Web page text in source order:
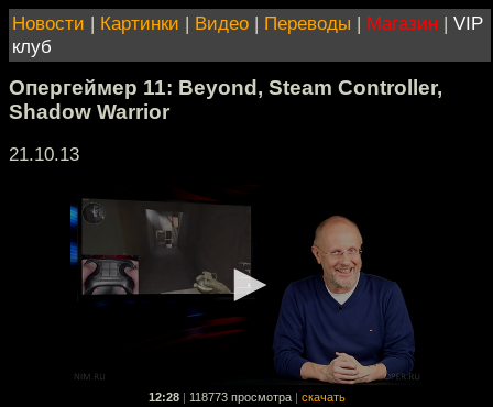
Новости | Картинки | Видео | Переводы | Магазин | VIP
клуб
Опергеймер 11: Beyond, Steam Controller,
Shadow Warrior
21.10.13
12:28 118773 просмотра скачать